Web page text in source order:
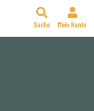
Suche Mein Konto